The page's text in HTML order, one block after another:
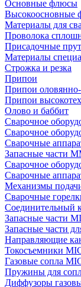
Основные флюсы
Высокоосновные
Материалы для
Проволока
Присадочные
Материалы
Строжка и резка
Припои
Припои
Припои
Олово и баббит
Сварочное
Сварочное
Сварочные
Запасные части
Сварочное
Сварочные
Механизмы
Сварочные
Соединительный
Запасные части
Запасные части
Направляющие
Токосъемники
Газовые сопла
Пружины для
Диффузоры